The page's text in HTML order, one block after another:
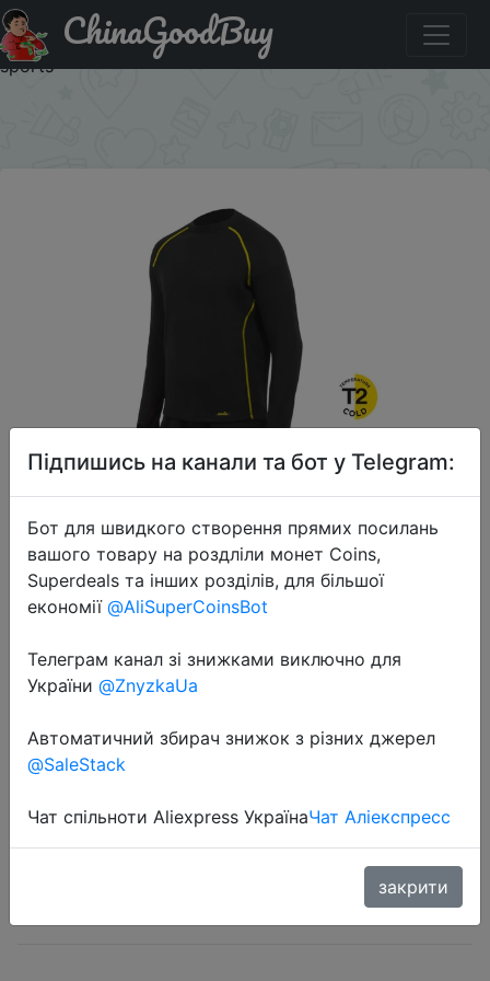
Придбати по акціи Norfin thermal underwear set winter
comfort Nord cosy line for fishing hunting hiking active
sports
ChinaGoodBuy
Norfin thermal underwear set winter
comfort Nord cosy line for fishing
hunting hiking active sports
2419 руб.
Підпишись на канали та бот у Telegram:
Бот для швидкого створення прямих посилань
вашого товару на роздліли монет Coins,
Superdeals та інших розділів, для більшої
економії @AliSuperCoinsBot
Телеграм канал зі знижками виключно для
України @ZnyzkaUa
Автоматичний збирач знижок з різних джерел
@SaleStack
Чат спільноти Aliexpress УкраїнаЧат Аліекспресс
закрити